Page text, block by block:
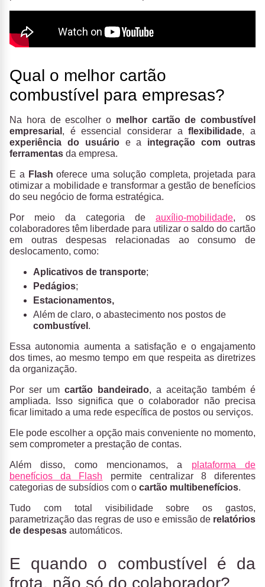
Qual o melhor cartão
combustível para empresas?
Na hora de escolher o melhor cartão de combustível
empresarial , é essencial considerar aflexibilidade, a
experiência do usuárioe a integração com outras
ferramentas da empresa.
E a Flashoferece uma solução completa, projetada para
otimizar a mobilidade e transformar a gestão de benefícios
do seu negócio de forma estratégica.
Por meio da categoria de auxílio-mobilidade, os
colaboradores têm liberdade para utilizar o saldo do cartão
em outras despesas relacionadas ao consumo de
deslocamento, como:
Aplicativos de transporte;
Pedágios;
Estacionamentos,
Além de claro, o abastecimento nos postos de
combustível .
Essa autonomia aumenta a satisfação e o engajamento
dos times, ao mesmo tempo em que respeita as diretrizes
da organização.
Por ser um cartão bandeirado, a aceitação também é
ampliada. Isso significa que o colaborador não precisa
ficar limitado a uma rede específica de postos ou serviços.
Ele pode escolher a opção mais conveniente no momento,
sem comprometer a prestação de contas.
Além disso, como mencionamos, a plataforma de
benefícios da Flash
permite centralizar 8 diferentes
categorias de subsídios com o cartão multibenefícios.
Tudo com total visibilidade sobre os gastos,
parametrização das regras de uso e emissão de relatórios
de despesas automáticos.
E quando o combustível é da
frota, não só do colaborador?